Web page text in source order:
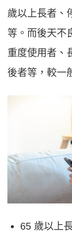
歲以上長者、
等。而後天不
重度使用者、
後者等，較一
65 歲以上